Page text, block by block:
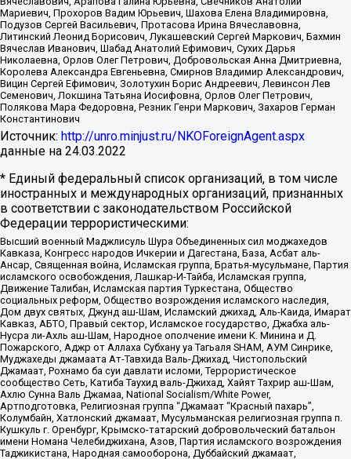
Мариевич, Прохоров Вадим Юрьевич, Шахова Елена Владимировна,
Подузов Сергей Васильевич, Протасова Ирина Вячеславовна,
Литинский Леонид Борисович, Лукашевский Сергей Маркович, Бахмин
Вячеслав Иванович, Шабад Анатолий Ефимович, Сухих Дарья
Николаевна, Орлов Олег Петрович, Добровольская Анна Дмитриевна,
Королева Александра Евгеньевна, Смирнов Владимир Александрович,
Вицин Сергей Ефимович, Золотухин Борис Андреевич, Левинсон Лев
Семенович, Локшина Татьяна Иосифовна, Орлов Олег Петрович,
Полякова Мара Федоровна, Резник Генри Маркович, Захаров Герман
Константинович
Источник: http://unro.minjust.ru/NKOForeignAgent.aspx
данные на 24.03.2022
* Единый федеральный список организаций, в том числе
иностранных и международных организаций, признанных
в соответствии с законодательством Российской
Федерации террористическими:
Высший военный Маджлисуль Шура Объединенных сил моджахедов
Кавказа, Конгресс народов Ичкерии и Дагестана, База, Асбат аль-
Ансар, Священная война, Исламская группа, Братья-мусульмане, Партия
исламского освобождения, Лашкар-И-Тайба, Исламская группа,
Движение Талибан, Исламская партия Туркестана, Общество
социальных реформ, Общество возрождения исламского наследия,
Дом двух святых, Джунд аш-Шам, Исламский джихад, Аль-Каида, Имарат
Кавказ, АБТО, Правый сектор, Исламское государство, Джабха аль-
Нусра ли-Ахль аш-Шам, Народное ополчение имени К. Минина и Д.
Пожарского, Аджр от Аллаха Субхану уа Тагьаля SHAM, АУМ Синрике,
Муджахеды джамаата Ат-Тавхида Валь-Джихад, Чистопольский
Джамаат, Рохнамо ба суи давлати исломи, Террористическое
сообщество Сеть, Катиба Таухид валь-Джихад, Хайят Тахрир аш-Шам,
Ахлю Сунна Валь Джамаа, National Socialism/White Power,
Артподготовка, Религиозная группа “Джамаат “Красный пахарь”,
Колумбайн, Хатлонский джамаат, Мусульманская религиозная группа п.
Кушкуль г. Оренбург, Крымско-татарский добровольческий батальон
имени Номана Челебиджихана, Азов, Партия исламского возрождения
Таджикистана, Народная самооборона, Дуббайский джамаат,